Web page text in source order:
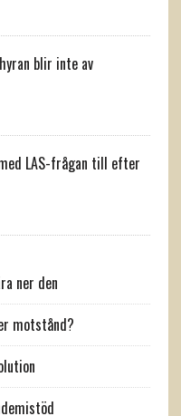
blir inte av
LAS-frågan till efter
ner den
motstånd?